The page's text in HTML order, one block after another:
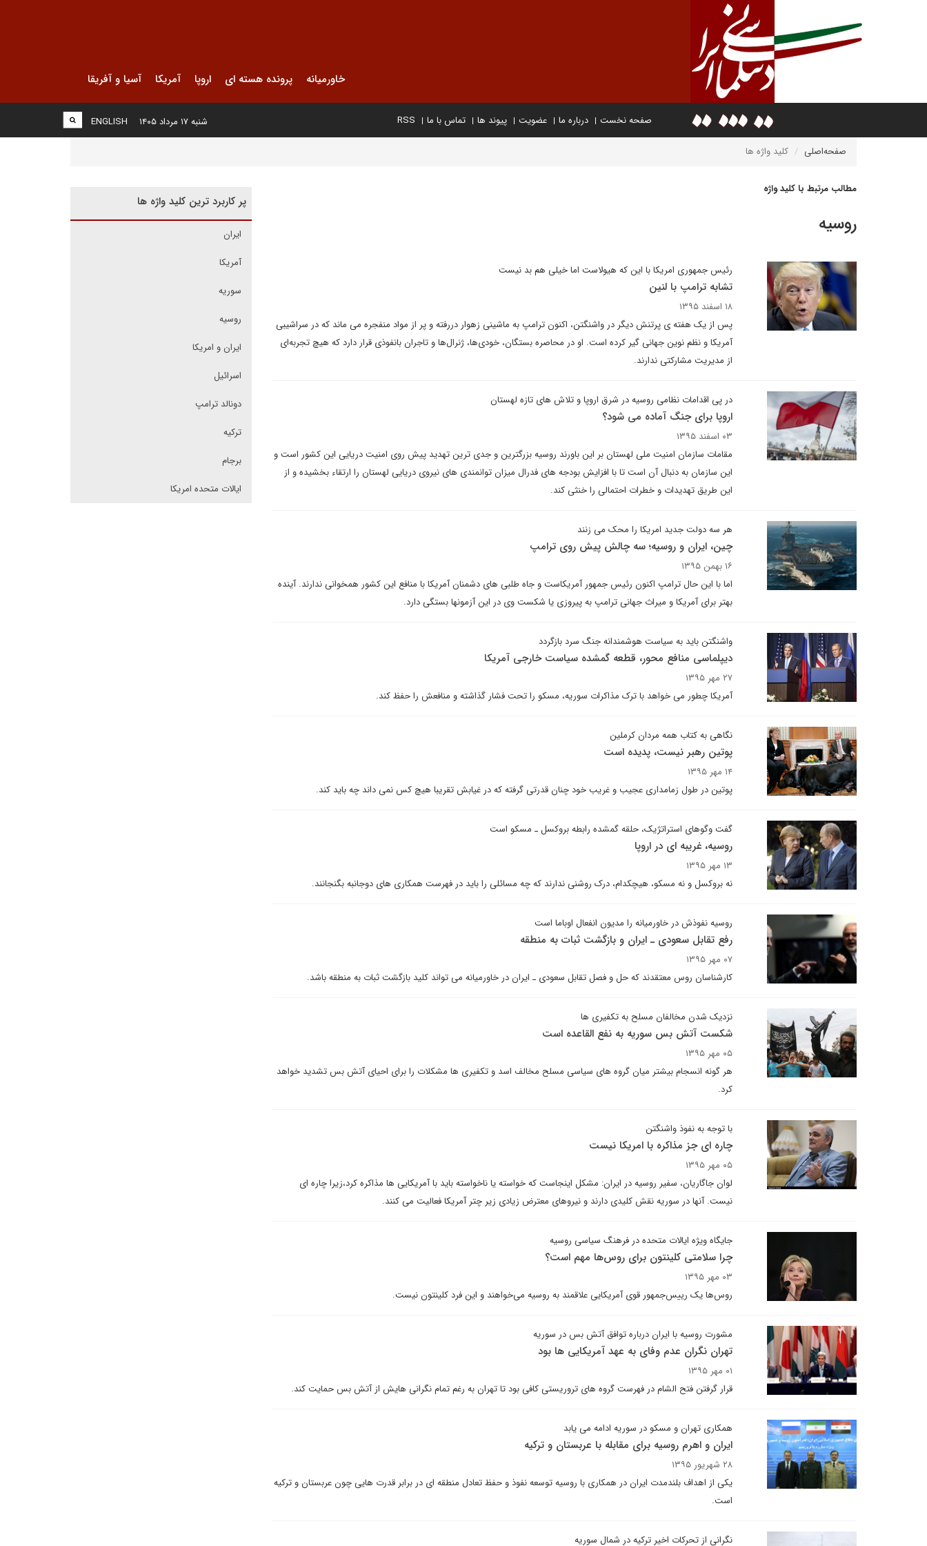
خاورمیانه پرونده هسته ای اروپا آمریکا آسیا و آفریقا
صفحه نخست درباره ما عضویت پیوند ها تماس با ما RSS
ENGLISH شنبه ۱۷ مرداد ۱۴۰۵
صفحه‌اصلی کلید واژه ها
مطالب مرتبط با کلید واژه
روسيه
رئیس جمهوری امریکا با این که هیولاست اما خیلی هم بد نیست
تشابه ترامپ با لنین
۱۸ اسفند ۱۳۹۵
پس از یک هفته ی پرتنش دیگر در واشنگتن، اکنون ترامپ به ماشینی زهوار دررفته و پر از مواد منفجره می ماند که در سراشیبی
آمریکا و نظم نوین جهانی گیر کرده است. او در محاصره بستگان، خودی‌ها، ژنرال‌ها و تاجران بانفوذی قرار دارد که هیچ تجربه‌ای
از مدیریت مشارکتی ندارند.
در پی اقدامات نظامی روسیه در شرق اروپا و تلاش های تازه لهستان
اروپا برای جنگ آماده می شود؟
۰۳ اسفند ۱۳۹۵
مقامات سازمان امنیت ملی لهستان بر این باورند روسیه بزرگترین و جدی ترین تهدید پیش روی امنیت دریایی این کشور است و
این سازمان به دنبال آن است تا با افزایش بودجه های فدرال میزان توانمندی های نیروی دریایی لهستان را ارتقاء بخشیده و از
این طریق تهدیدات و خطرات احتمالی را خنثی کند.
هر سه دولت جدید امریکا را محک می زنند
چین، ایران و روسیه؛ سه چالش پیش روی ترامپ
۱۶ بهمن ۱۳۹۵
اما با این حال ترامپ اکنون رئیس جمهور آمریکاست و جاه طلبی های دشمنان آمریکا با منافع این کشور همخوانی ندارند. آینده
بهتر برای آمریکا و میراث جهانی ترامپ به پیروزی یا شکست وی در این آزمونها بستگی دارد.
واشنگتن باید به سیاست هوشمندانه جنگ سرد بازگردد
دیپلماسی منافع محور، قطعه گمشده سیاست خارجی آمریکا
۲۷ مهر ۱۳۹۵
آمریکا چطور می خواهد با ترک مذاکرات سوریه، مسکو را تحت فشار گذاشته و منافعش را حفظ کند.
نگاهی به کتاب همه مردان کرملین
پوتین رهبر نیست، پدیده است
۱۴ مهر ۱۳۹۵
پوتین در طول زمامداری عجیب و غریب خود چنان قدرتی گرفته که در غیابش تقریبا هیچ کس نمی داند چه باید کند.
گفت وگوهای استراتژیک، حلقه گمشده رابطه بروکسل ـ مسکو است
روسیه، غریبه ای در اروپا
۱۳ مهر ۱۳۹۵
نه بروکسل و نه مسکو، ‌هیچکدام، درک روشنی ندارند که چه مسائلی را باید در فهرست همکاری های دوجانبه بگنجانند.
روسیه نفوذش در خاورمیانه را مدیون انفعال اوباما است
رفع تقابل سعودی ـ ایران و بازگشت ثبات به منطقه
۰۷ مهر ۱۳۹۵
کارشناسان روس معتقدند که حل و فصل تقابل سعودی ـ ایران در خاورمیانه می تواند کلید بازگشت ثبات به منطقه باشد.
نزدیک شدن مخالفان مسلح به تکفیری ها
شکست آتش بس سوریه به نفع القاعده است
۰۵ مهر ۱۳۹۵
هر گونه انسجام بیشتر میان گروه های سیاسی مسلح مخالف اسد و تکفیری ها مشکلات را برای احیای آتش بس تشدید خواهد
کرد.
با توجه به نفوذ واشنگتن
چاره ای جز مذاکره با امریکا نیست
۰۵ مهر ۱۳۹۵
لوان جاگاریان، سفیر روسیه در ایران: مشکل اینجاست که خواسته یا ناخواسته باید با آمریکایی ها مذاکره کرد،‌زیرا چاره ای
نیست. آنها در سوریه نقش کلیدی دارند و نیروهای معترض زیادی زیر چتر آمریکا فعالیت می کنند.
جایگاه ویژه ایالات متحده در فرهنگ سیاسی روسیه
چرا سلامتی کلینتون برای روس‌ها مهم است؟
۰۳ مهر ۱۳۹۵
روس‌ها یک رییس‌جمهور قوی آمریکایی علاقمند به روسیه می‌خواهند و این فرد کلینتون نیست.
مشورت روسیه با ایران درباره توافق آتش بس در سوریه
تهران نگران عدم وفای به عهد آمریکایی ها بود
۰۱ مهر ۱۳۹۵
قرار گرفتن فتح الشام در فهرست گروه های تروریستی کافی بود تا تهران به رغم تمام نگرانی هایش از آتش بس حمایت کند.
همکاری تهران و مسکو در سوریه ادامه می یابد
ایران و اهرم روسیه برای مقابله با عربستان و ترکیه
۲۸ شهریور ۱۳۹۵
یکی از اهداف بلندمدت ایران در همکاری با روسیه توسعه نفوذ و حفظ تعادل منطقه ای در برابر قدرت هایی چون عربستان و ترکیه
است.
نگرانی از تحرکات اخیر ترکیه در شمال سوریه
پر کاربرد ترین کلید واژه ها
ایران
آمریکا
سوریه
روسیه
ایران و امریکا
اسرائیل
دونالد ترامپ
ترکیه
برجام
ایالات متحده امریکا